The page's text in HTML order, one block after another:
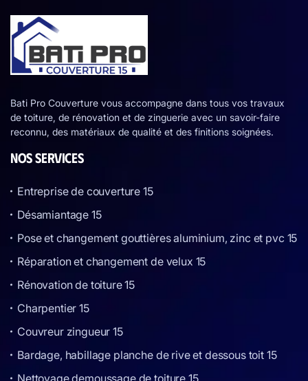
Bati Pro Couverture vous accompagne dans tous vos travaux
de toiture, de rénovation et de zinguerie avec un savoir-faire
reconnu, des matériaux de qualité et des finitions soignées.
NOS SERVICES
Entreprise de couverture 15
Désamiantage 15
Pose et changement gouttières aluminium, zinc et pvc 15
Réparation et changement de velux 15
Rénovation de toiture 15
Charpentier 15
Couvreur zingueur 15
Bardage, habillage planche de rive et dessous toit 15
Nettoyage demoussage de toiture 15